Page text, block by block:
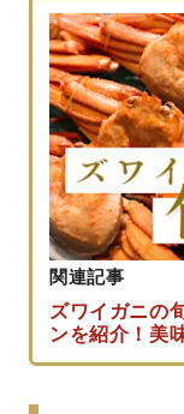
関連記事
ズワイガニの
ンを紹介！美